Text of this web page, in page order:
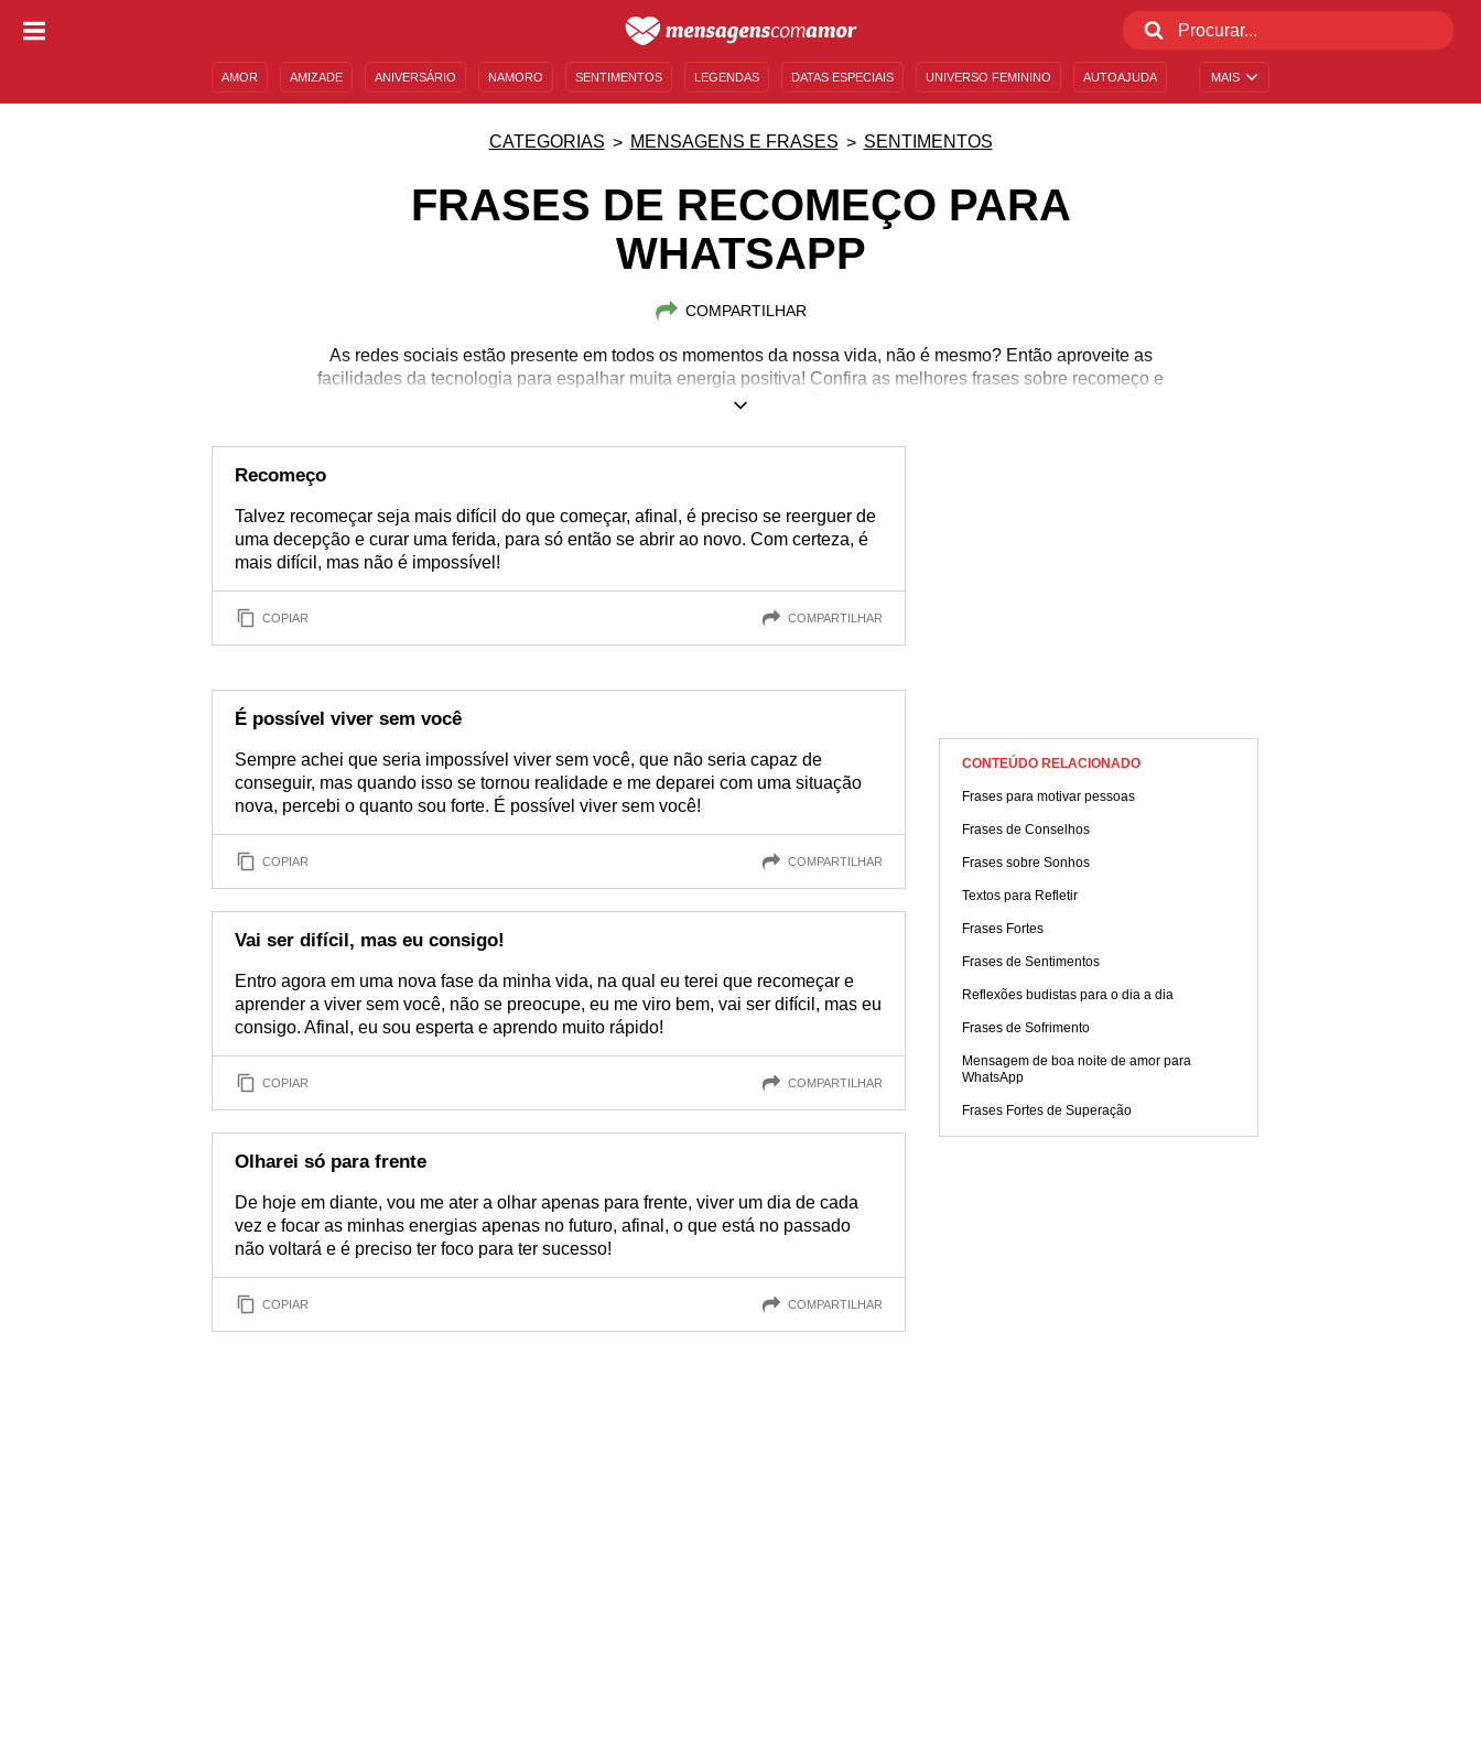
MAIS
AMOR AMIZADE ANIVERSÁRIO NAMORO SENTIMENTOS LEGENDAS DATAS ESPECIAIS UNIVERSO FEMININO AUTOAJUDA
CATEGORIAS MENSAGENS E FRASES SENTIMENTOS
FRASES DE RECOMEÇO PARA
WHATSAPP
COMPARTILHAR
As redes sociais estão presente em todos os momentos da nossa vida, não é mesmo? Então aproveite as
facilidades da tecnologia para espalhar muita energia positiva! Confira as melhores frases sobre recomeço e
compartilhe com quem você quiser!
Recomeço
Talvez recomeçar seja mais difícil do que começar, afinal, é preciso se reerguer de
uma decepção e curar uma ferida, para só então se abrir ao novo. Com certeza, é
mais difícil, mas não é impossível!
COPIAR COMPARTILHAR
É possível viver sem você
Sempre achei que seria impossível viver sem você, que não seria capaz de
conseguir, mas quando isso se tornou realidade e me deparei com uma situação
nova, percebi o quanto sou forte. É possível viver sem você!
COPIAR COMPARTILHAR
Vai ser difícil, mas eu consigo!
Entro agora em uma nova fase da minha vida, na qual eu terei que recomeçar e
aprender a viver sem você, não se preocupe, eu me viro bem, vai ser difícil, mas eu
consigo. Afinal, eu sou esperta e aprendo muito rápido!
COPIAR COMPARTILHAR
Olharei só para frente
De hoje em diante, vou me ater a olhar apenas para frente, viver um dia de cada
vez e focar as minhas energias apenas no futuro, afinal, o que está no passado
não voltará e é preciso ter foco para ter sucesso!
COPIAR COMPARTILHAR
CONTEÚDO RELACIONADO
Frases para motivar pessoas
Frases de Conselhos
Frases sobre Sonhos
Textos para Refletir
Frases Fortes
Frases de Sentimentos
Reflexões budistas para o dia a dia
Frases de Sofrimento
Mensagem de boa noite de amor para
WhatsApp
Frases Fortes de Superação